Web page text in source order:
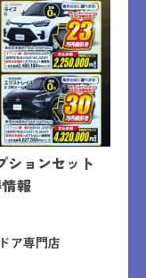
ションセット
報
ア専門店